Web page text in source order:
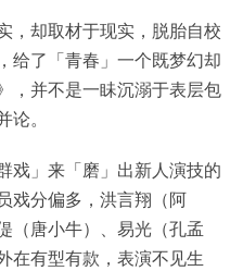
，却取材于现实，脱胎自校
给了「青春」一个既梦幻却
，并不是一眛沉溺于表层包
。
戏」来「磨」出新人演技的
戏分偏多，洪言翔（阿
（唐小牛）、易光（孔孟
在有型有款，表演不见生